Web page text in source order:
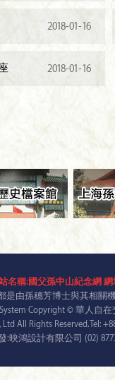
2018-01-16
2018-01-16
名稱:國父孫中山紀念網 網
是由孫穗芳博士與其相關
Copyright © 華人自在
Ltd All Rights Reserved.Tel:
:映鴻設計有限公司 (02)